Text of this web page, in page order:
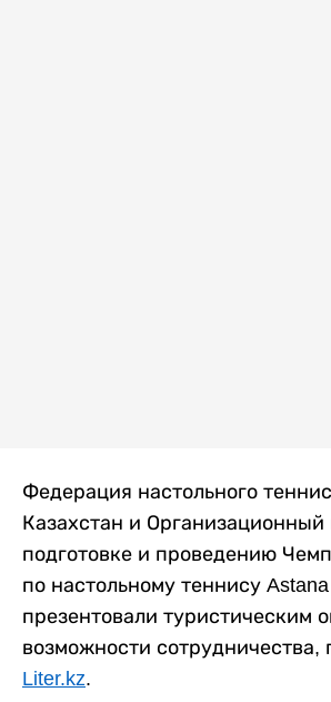
Федерация настольного
Казахстан и Организационный
подготовке и проведению
по настольному теннису
презентовали туристическим
возможности сотрудничества,
Liter.kz.